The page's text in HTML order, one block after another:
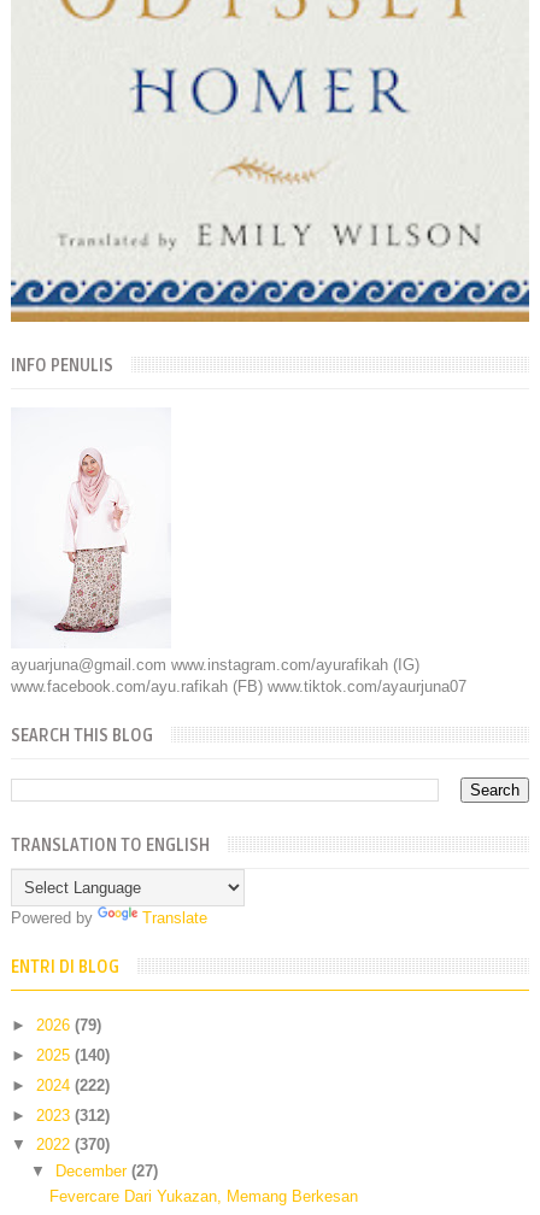
INFO PENULIS
ayuarjuna@gmail.com www.instagram.com/ayurafikah (IG)
www.facebook.com/ayu.rafikah (FB) www.tiktok.com/ayaurjuna07
SEARCH THIS BLOG
TRANSLATION TO ENGLISH
Powered by Translate
ENTRI DI BLOG
► 2026 (79)
► 2025 (140)
► 2024 (222)
► 2023 (312)
▼ 2022 (370)
▼
December (27)
Fevercare Dari Yukazan, Memang Berkesan